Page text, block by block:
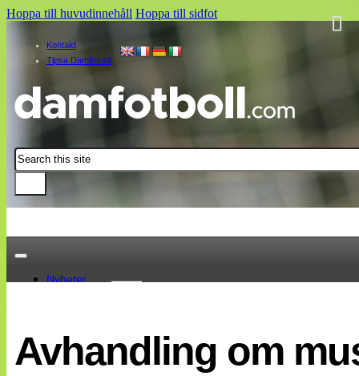
Hoppa till huvudinnehåll Hoppa till sidfot
Kontakt
Tipsa Damfotboll
Sök
Nyheter
EM 2013
Internationellt
Avhandling om